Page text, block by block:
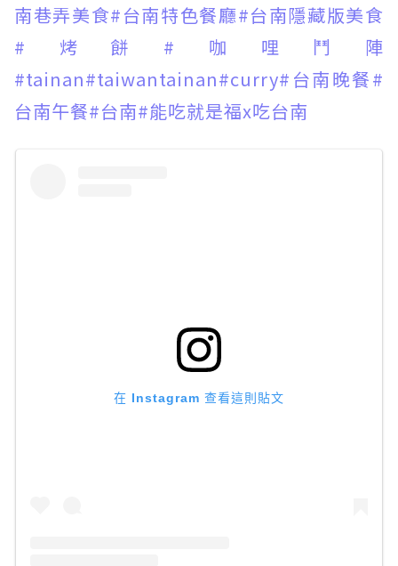
南巷弄美食#台南特色餐廳#台南隱藏版美食
#烤餅 #咖哩鬥陣
#tainan#taiwantainan#curry#台南晚餐#
台南午餐#台南#能吃就是福x吃台南
在 Instagram 查看這則貼文